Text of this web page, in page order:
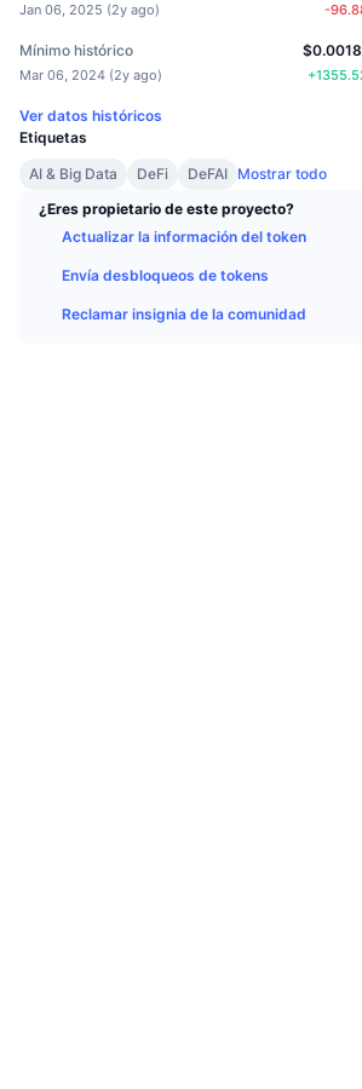
Jan 06, 2025 (2y ago) -
Mínimo histórico
Mar 06, 2024 (2y ago) +
Ver datos históricos
Etiquetas
AI & Big Data
DeFi DeFAI Mostrar todo
¿Eres propietario de este proyecto?
Actualizar la información del token
Envía desbloqueos de tokens
Reclamar insignia de la comunidad